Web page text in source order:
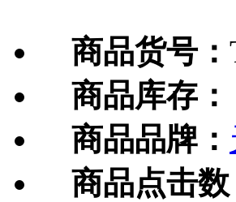
商品货号：
商品库存：
商品品牌：
商品点击数